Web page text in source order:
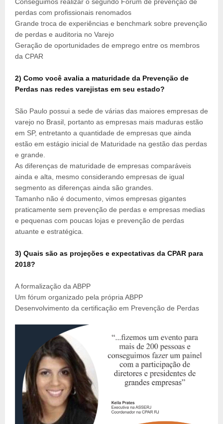
Conseguimos realizar o segundo Fórum de prevenção de
perdas com profissionais renomados
Grande troca de experiências e benchmark sobre prevenção
de perdas e auditoria no Varejo
Geração de oportunidades de emprego entre os membros
da CPAR
2) Como você avalia a maturidade da Prevenção de
Perdas nas redes varejistas em seu estado?
São Paulo possui a sede de várias das maiores empresas de
varejo no Brasil, portanto as empresas mais maduras estão
em SP, entretanto a quantidade de empresas que ainda
estão em estágio inicial de Maturidade na gestão das perdas
e grande.
As diferenças de maturidade de empresas comparáveis
ainda e alta, mesmo considerando empresas de igual
segmento as diferenças ainda são grandes.
Tamanho não é documento, vimos empresas gigantes
praticamente sem prevenção de perdas e empresas medias
e pequenas com poucas lojas e prevenção de perdas
atuante e estratégica.
3) Quais são as projeções e expectativas da CPAR para
2018?
A formalização da ABPP
Um fórum organizado pela própria ABPP
Desenvolvimento da certificação em Prevenção de Perdas